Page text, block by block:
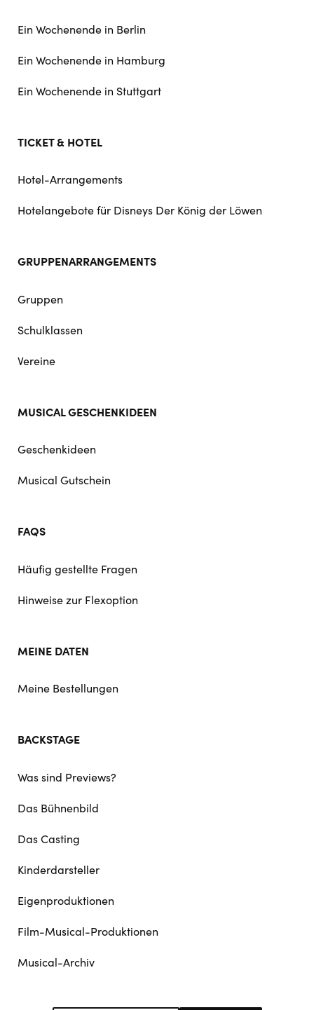
Ein Wochenende in Berlin
Ein Wochenende in Hamburg
Ein Wochenende in Stuttgart
TICKET & HOTEL
Hotel-Arrangements
Hotelangebote für Disneys Der König der Löwen
GRUPPENARRANGEMENTS
Gruppen
Schulklassen
Vereine
MUSICAL GESCHENKIDEEN
Geschenkideen
Musical Gutschein
FAQS
Häufig gestellte Fragen
Hinweise zur Flexoption
MEINE DATEN
Meine Bestellungen
BACKSTAGE
Was sind Previews?
Das Bühnenbild
Das Casting
Kinderdarsteller
Eigenproduktionen
Film-Musical-Produktionen
Musical-Archiv